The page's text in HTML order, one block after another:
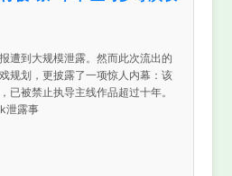
遭到大规模泄露。然而此次流出的
规划，更披露了一项惊人内幕：该
已被禁止执导主线作品超过十年。
泄露事